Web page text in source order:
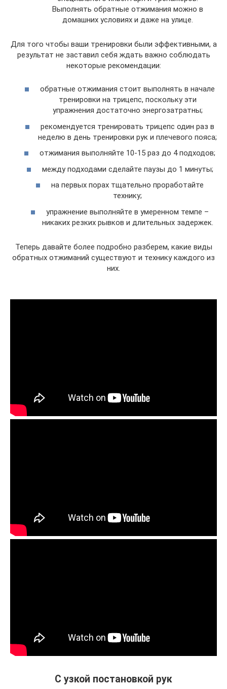
Выполнять обратные отжимания можно в
домашних условиях и даже на улице.
Для того чтобы ваши тренировки были эффективными, а
результат не заставил себя ждать важно соблюдать
некоторые рекомендации:
обратные отжимания стоит выполнять в начале
тренировки на трицепс, поскольку эти
упражнения достаточно энергозатратны;
рекомендуется тренировать трицепс один раз в
неделю в день тренировки рук и плечевого пояса;
отжимания выполняйте 10-15 раз до 4 подходов;
между подходами сделайте паузы до 1 минуты;
на первых порах тщательно проработайте
технику;
упражнение выполняйте в умеренном темпе –
никаких резких рывков и длительных задержек.
Теперь давайте более подробно разберем, какие виды
обратных отжиманий существуют и технику каждого из
них.
С узкой постановкой рук